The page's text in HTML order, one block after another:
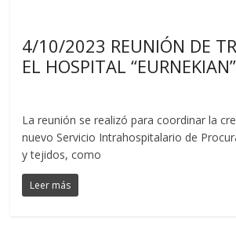
4/10/2023 REUNIÓN DE
EL HOSPITAL
La reunión se realizó para coordinar la
nuevo Servicio Intrahospitalario de
y tejidos, como
Leer más